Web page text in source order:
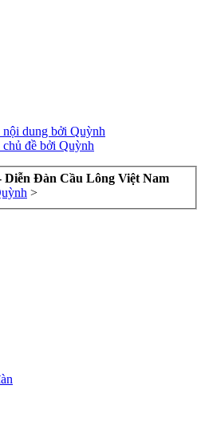
nội dung bởi Quỳnh
chủ đề bởi Quỳnh
Đàn Cầu Lông Việt Nam
>